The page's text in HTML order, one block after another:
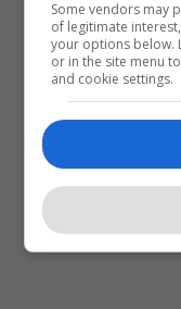
Some vendors may
of legitimate
your options below.
or in the site menu
and cookie settings.